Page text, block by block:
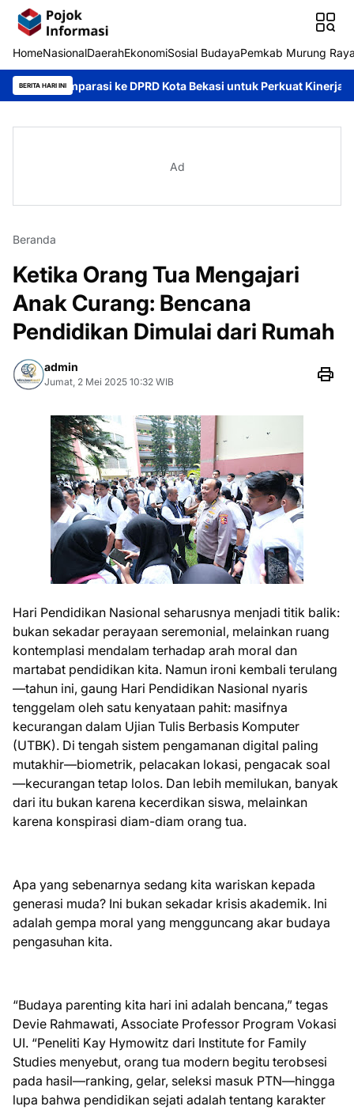
HomeNasionalDaerahEkonomiSosial BudayaPemkab Murung
BERITA HARI INI
ke DPRD Kota Bekasi untuk Perkuat Kinerja Kelembagaan
Ad
Beranda
Ketika Orang Tua Mengajari
Anak Curang: Bencana
Pendidikan Dimulai dari Rumah
admin
Jumat, 2 Mei 2025 10:32 WIB
Hari Pendidikan Nasional seharusnya menjadi titik balik:
bukan sekadar perayaan seremonial, melainkan ruang
kontemplasi mendalam terhadap arah moral dan
martabat pendidikan kita. Namun ironi kembali terulang
—tahun ini, gaung Hari Pendidikan Nasional nyaris
tenggelam oleh satu kenyataan pahit: masifnya
kecurangan dalam Ujian Tulis Berbasis Komputer
(UTBK). Di tengah sistem pengamanan digital paling
mutakhir—biometrik, pelacakan lokasi, pengacak soal
—kecurangan tetap lolos. Dan lebih memilukan, banyak
dari itu bukan karena kecerdikan siswa, melainkan
karena konspirasi diam-diam orang tua.
Apa yang sebenarnya sedang kita wariskan kepada
generasi muda? Ini bukan sekadar krisis akademik. Ini
adalah gempa moral yang mengguncang akar budaya
pengasuhan kita.
“Budaya parenting kita hari ini adalah bencana,” tegas
Devie Rahmawati, Associate Professor Program Vokasi
UI. “Peneliti Kay Hymowitz dari Institute for Family
Studies menyebut, orang tua modern begitu terobsesi
pada hasil—ranking, gelar, seleksi masuk PTN—hingga
lupa bahwa pendidikan sejati adalah tentang karakter